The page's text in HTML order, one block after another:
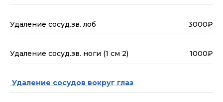
Удаление сосуд.зв. лоб 3000₽
Удаление сосуд.зв. ноги (1 см 2) 1000₽
Удаление сосудов вокруг глаз